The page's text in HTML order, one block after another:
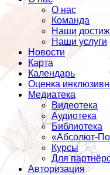
О нас
Команда
Наши
Наши услуги
Новости
Карта
Календарь
Оценка
Медиатека
Видеотека
Аудиотека
Библиотека
«Абсолют-
Курсы
Для
Авторизация